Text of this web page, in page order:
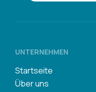
UNTERNEHMEN
Startseite
Über uns